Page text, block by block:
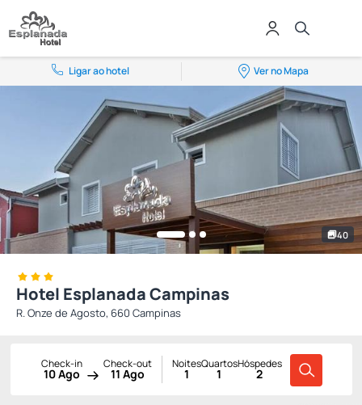
Ligar ao hotel Ver no Mapa
40
Hotel Esplanada Campinas
R. Onze de Agosto, 660 Campinas
Check-in
10 Ago
Check-out
11 Ago
Noites
1
Quartos
1
Hóspedes
2